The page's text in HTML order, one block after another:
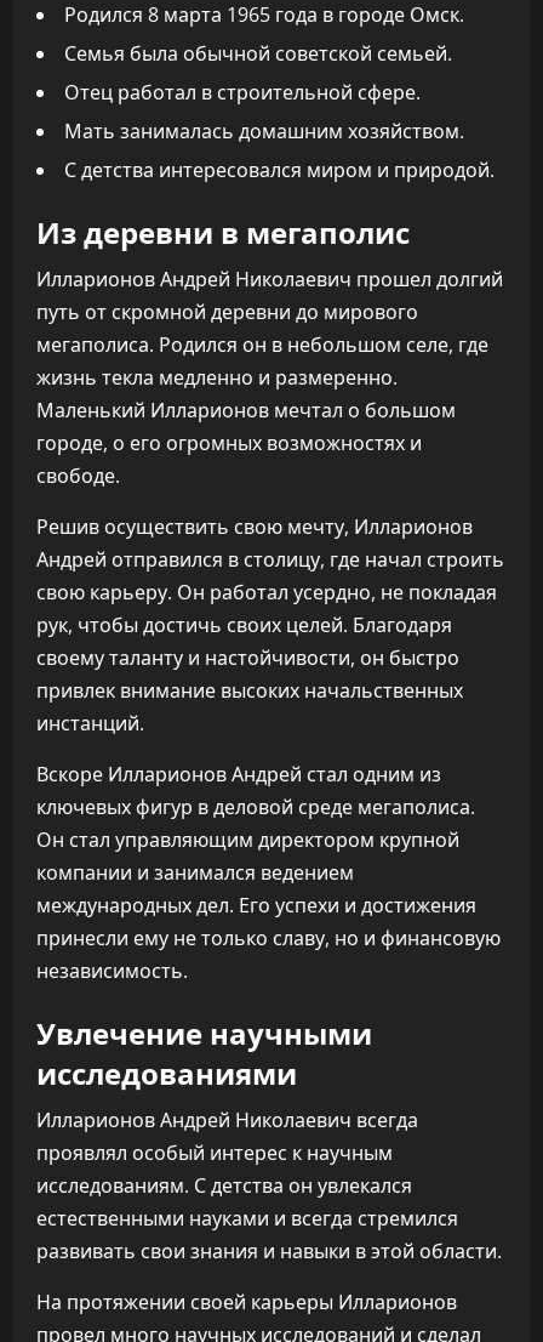
Родился 8 марта 1965 года в городе Омск.
Семья была обычной советской семьей.
Отец работал в строительной сфере.
Мать занималась домашним хозяйством.
С детства интересовался миром и природой.
Из деревни в мегаполис
Илларионов Андрей Николаевич прошел долгий
путь от скромной деревни до мирового
мегаполиса. Родился он в небольшом селе, где
жизнь текла медленно и размеренно.
Маленький Илларионов мечтал о большом
городе, о его огромных возможностях и
свободе.
Решив осуществить свою мечту, Илларионов
Андрей отправился в столицу, где начал строить
свою карьеру. Он работал усердно, не покладая
рук, чтобы достичь своих целей. Благодаря
своему таланту и настойчивости, он быстро
привлек внимание высоких начальственных
инстанций.
Вскоре Илларионов Андрей стал одним из
ключевых фигур в деловой среде мегаполиса.
Он стал управляющим директором крупной
компании и занимался ведением
международных дел. Его успехи и достижения
принесли ему не только славу, но и финансовую
независимость.
Увлечение научными
исследованиями
Илларионов Андрей Николаевич всегда
проявлял особый интерес к научным
исследованиям. С детства он увлекался
естественными науками и всегда стремился
развивать свои знания и навыки в этой области.
На протяжении своей карьеры Илларионов
провел много научных исследований и сделал